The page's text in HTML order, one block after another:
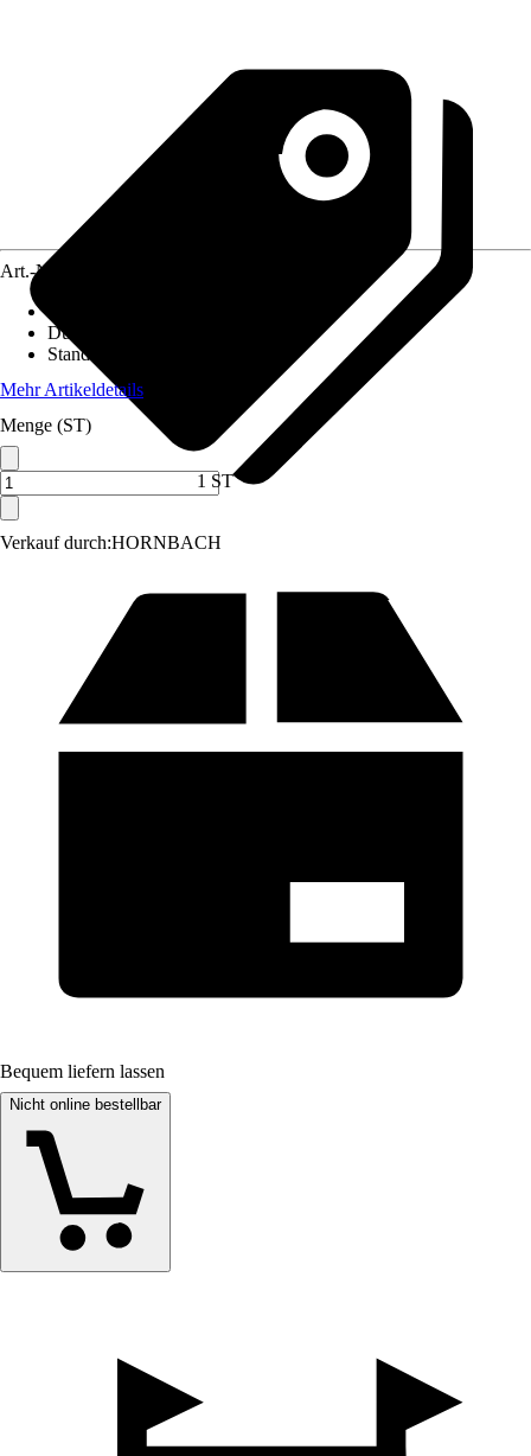
Verkauf durch:HORNBACH
Art.-Nr.
Durchmesser Kulturtopf
Standort
Mehr Artikeldetails
Menge (ST)
1 ST
Bequem liefern lassen
Nicht online bestellbar